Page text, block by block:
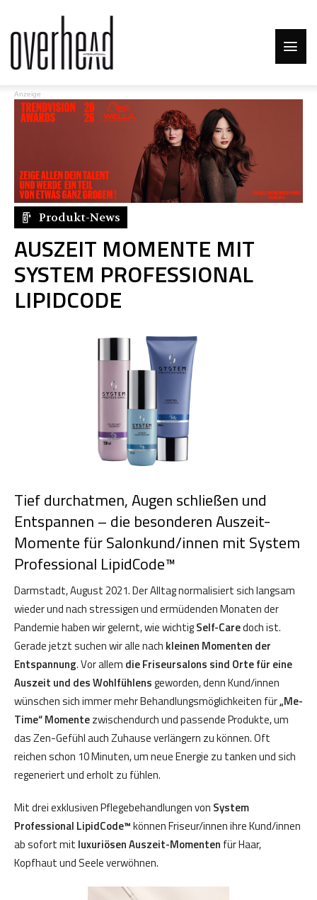
Anzeige
Produkt-News
AUSZEIT MOMENTE MIT
SYSTEM PROFESSIONAL
LIPIDCODE
Tief durchatmen, Augen schließen und
Entspannen – die besonderen Auszeit-
Momente für Salonkund/innen mit System
Professional LipidCode™
Darmstadt, August 2021. Der Alltag normalisiert sich langsam
wieder und nach stressigen und ermüdenden Monaten der
Pandemie haben wir gelernt, wie wichtigSelf-Caredoch ist.
Gerade jetzt suchen wir alle nach kleinen Momenten der
Entspannung. Vor allem die Friseursalons sind Orte für eine
Auszeit und des Wohlfühlensgeworden, denn Kund/innen
wünschen sich immer mehr Behandlungsmöglichkeiten für„Me-
Time“ Momentezwischendurch und passende Produkte, um
das Zen-Gefühl auch Zuhause verlängern zu können. Oft
reichen schon 10 Minuten, um neue Energie zu tanken und sich
regeneriert und erholt zu fühlen.
Mit drei exklusiven Pflegebehandlungen von System
Professional LipidCode™können Friseur/innen ihre Kund/innen
ab sofort mit luxuriösen Auszeit-Momenten für Haar,
Kopfhaut und Seele verwöhnen.